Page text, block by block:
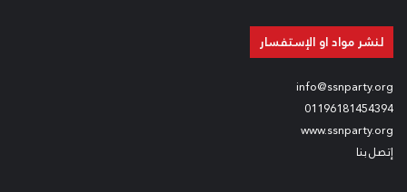
لنشر مواد او الإستفسار
info@ssnparty.org
01196181454394
www.ssnparty.org
إتصل بنا